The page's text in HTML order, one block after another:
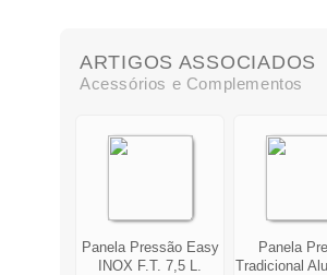
ARTIGOS ASSOCIADOS
Acessórios e Complementos
Panela Pressão Easy
INOX F.T. 7,5 L.
Panela
Tradicional